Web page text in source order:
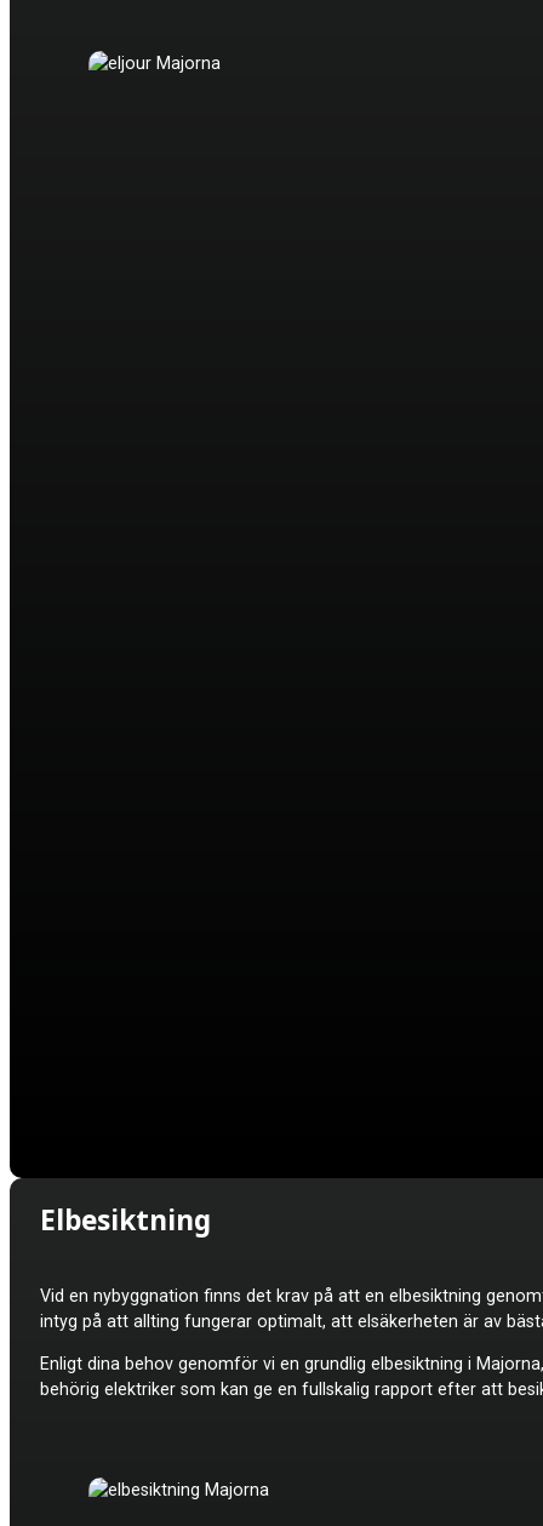
Elbesiktning
Vid en nybyggnation finns det krav på att en elbesiktning
intyg på att allting fungerar optimalt, att elsäkerheten är av
Enligt dina behov genomför vi en grundlig elbesiktning i
behörig elektriker som kan ge en fullskalig rapport efter att